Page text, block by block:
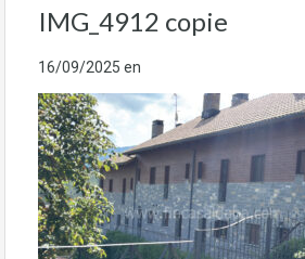
IMG_4912 copie
16/09/2025 en